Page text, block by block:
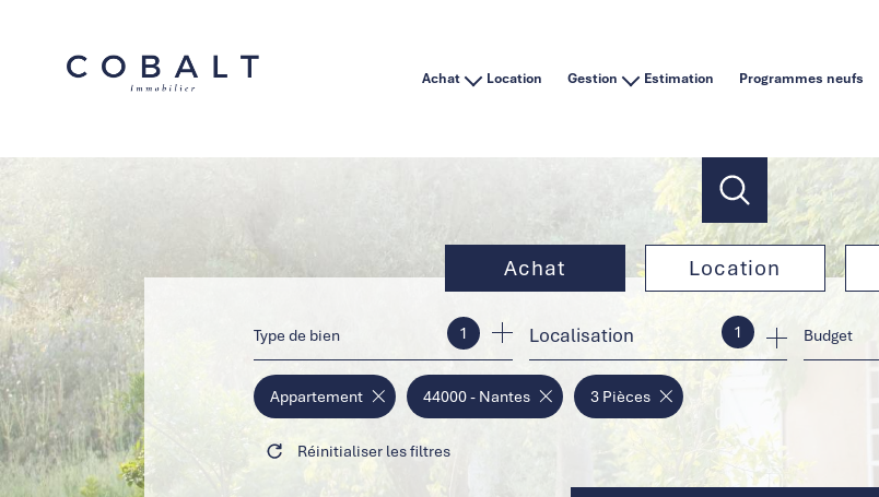
Achat Location Gestion Estimation Programmes neufs
Achat
de l'ancien
de l'immo pro
Location
à l'année
Type de bien 1 1
Localisation Budget
Appartement 44000 - Nantes 3 Pièces
Réinitialiser les filtres